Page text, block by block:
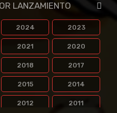
LANZAMIENTO
2024 2023
2021 2020
2018 2017
2015 2014
2012 2011